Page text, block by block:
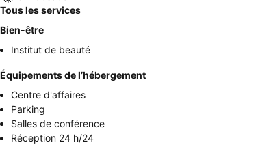
Tous les services
Bien-être
Institut de beauté
Équipements de l’hébergement
Centre d'affaires
Parking
Salles de conférence
Réception 24 h/24